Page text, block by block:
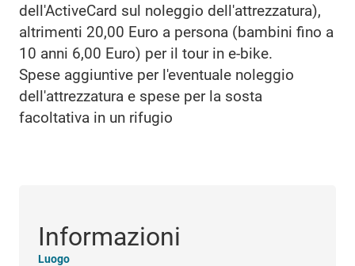
dell'ActiveCard sul noleggio dell'attrezzatura),
altrimenti 20,00 Euro a persona (bambini fino a
10 anni 6,00 Euro) per il tour in e-bike.
Spese aggiuntive per l'eventuale noleggio
dell'attrezzatura e spese per la sosta
facoltativa in un rifugio
Informazioni
Luogo